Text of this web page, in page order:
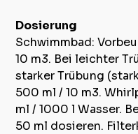
Dosierung
Schwimmbad:
10 m3. Bei leichter
starker Trübung
500 ml / 10 m3.
ml / 1000 l Wasser.
50 ml dosieren.